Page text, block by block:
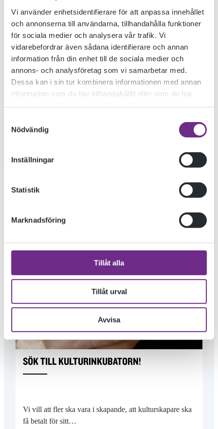
Vi använder enhetsidentifierare för att anpassa innehållet
och annonserna till användarna, tillhandahålla funktioner
för sociala medier och analysera vår trafik. Vi
vidarebefordrar även sådana identifierare och annan
information från din enhet till de sociala medier och
annons- och analysföretag som vi samarbetar med.
Dessa kan i sin tur kombinera informationen med annan
information som du har tillhandahållit eller som de har
Nödvändig
Inställningar
Statistik
Marknadsföring
Tillåt alla
Tillåt urval
Avvisa
JUST NU
« TIDIGARE INLÄGG
SÖK TILL KULTURINKUBATORN!
Vi vill att fler ska vara i skapande, att kulturskapare ska
få betalt för sitt…